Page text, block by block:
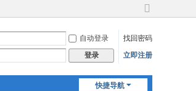
切
到
宽
自动登录
找回密码
登录 立即注册
快捷导航